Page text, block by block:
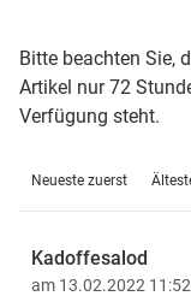
Bitte beachten Sie,
Artikel nur 72
Verfügung steht.
Neueste zuerst
Kadoffesalod
am 13.02.2022